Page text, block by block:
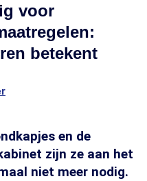
voor
betekent
en de
zijn ze aan het
niet meer nodig.